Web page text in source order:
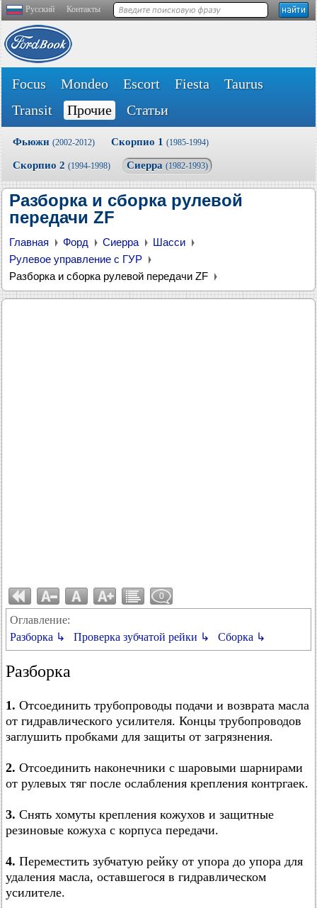
Русский Контакты
Focus Mondeo Escort Fiesta
Taurus
Transit
Прочие Статьи
Фьюжн (2002-2012) Скорпио 1 (1985-1994)
Скорпио 2 (1994-1998) Сиерра (1982-1993)
Разборка и сборка рулевой
передачи ZF
Главная Форд Сиерра
Шасси
Рулевое управление с ГУР
Разборка и сборка рулевой передачи ZF
0
Оглавление:
Разборка ↳
Проверка зубчатой рейки ↳ Сборка ↳
Разборка
1. Отсоединить трубопроводы подачи и возврата масла
от гидравлического усилителя. Концы трубопроводов
заглушить пробками для защиты от загрязнения.
2. Отсоединить наконечники с шаровыми шарнирами
от рулевых тяг после ослабления крепления контргаек.
3. Снять хомуты крепления кожухов и защитные
резиновые кожуха с корпуса передачи.
4. Переместить зубчатую рейку от упора до упора для
удаления масла, оставшегося в гидравлическом
усилителе.